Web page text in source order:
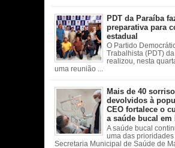
PDT da Paraíba
preparativa para
estadual
O Partido
Trabalhista (PDT)
realizou, nesta
uma reunião ...
Mais de 40
devolvidos à
CEO fortalece o
a saúde bucal em
A saúde bucal
uma das prioridades
Secretaria Municipal de Saúde de